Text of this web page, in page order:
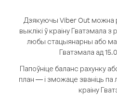
Дзякуючы Viber Out можна
выклікі ў краіну Гватэмала з
любы стацыянарны або
Гватэмала ад 15.0
Папоўніце баланс рахунку
план — і зможаце званіць па
краіну